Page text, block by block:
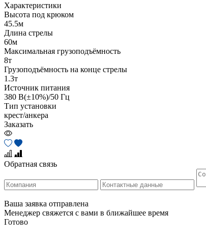
Характеристики
Высота под крюком
45.5м
Длина стрелы
60м
Максимальная грузоподъёмность
8т
Грузоподъёмность на конце стрелы
1.3т
Источник питания
380 В(±10%)/50 Гц
Тип установки
крест/анкера
Заказать
Обратная связь
Ваша заявка отправлена
Менеджер свяжется с вами в ближайшее время
Готово